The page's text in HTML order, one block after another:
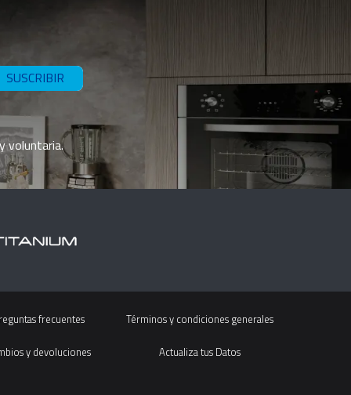
SUSCRIBIR
voluntaria.
frecuentes
y devoluciones
Términos y condiciones generales
Actualiza tus Datos